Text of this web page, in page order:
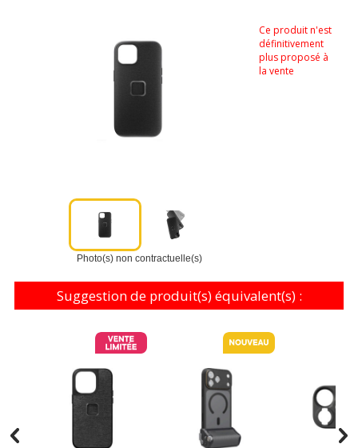
Photo(s) non contractuelle(s)
Ce produit n'est
définitivement
plus proposé à
la vente
Suggestion de produit(s) équivalent(s) :